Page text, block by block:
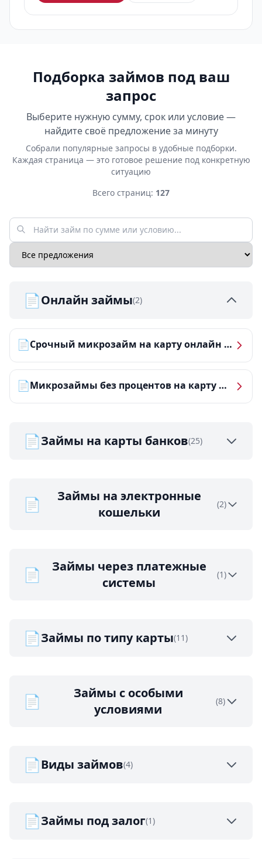
Подборка займов под ваш
запрос
Выберите нужную сумму, срок или условие —
найдите своё предложение за минуту
Собрали популярные запросы в удобные подборки.
Каждая страница — это готовое решение под конкретную
ситуацию
Всего страниц: 127
📄Онлайн займы(2)
📄 Срочный микрозайм на карту онлайн — получить деньги за 5 минут
📄 Микрозаймы без процентов на карту — ТОП-10 за 2026 год
📄Займы на карты банков(25)
📄
Займы на электронные
кошельки
(2)
📄
Займы через платежные
системы
(1)
📄Займы по типу карты(11)
📄
Займы с особыми
условиями
(8)
📄Виды займов(4)
📄Займы под залог(1)